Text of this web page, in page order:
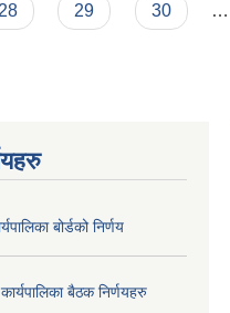
28 29 30 …
बोर्डको निर्णय
बैठक निर्णयहरु